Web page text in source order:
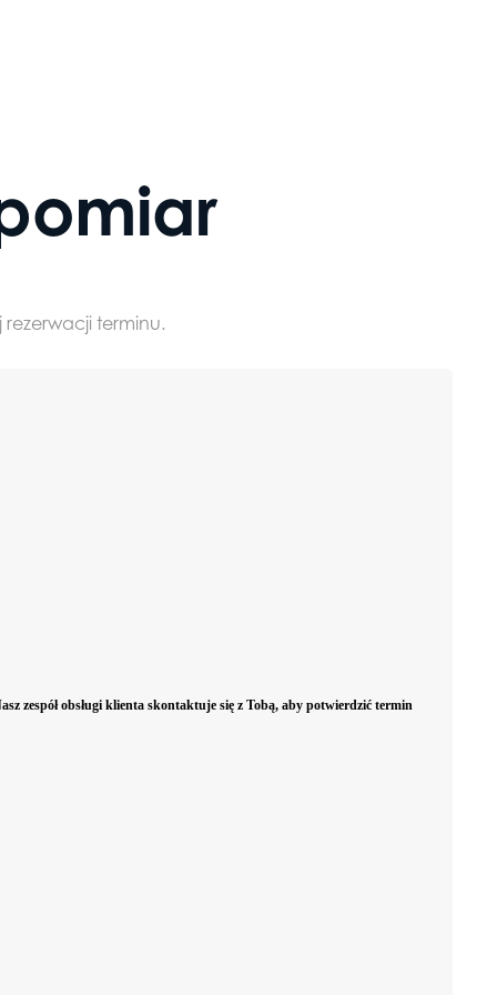
Drzwi wewnętrzne
Bramy segmentowe Bramy
dwuskrzydłowe
terminu.
zespół obsługi klienta skontaktuje się z Tobą, aby potwierdzić termin